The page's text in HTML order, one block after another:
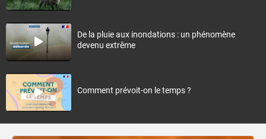
De la pluie aux inondations : un phénomène
devenu extrême
Comment prévoit-on le temps ?